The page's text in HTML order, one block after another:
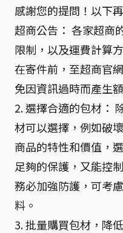
感謝您的提問！以下
超商公告： 各家超商
限制，以及運費計算
在寄件前，至超商官
免因資訊過時而產生
2. 選擇合適的包材：
材可以選擇，例如破
商品的特性和價值，
足夠的保護，又能控
務必加強防護，可考
料。
3. 批量購買包材，降